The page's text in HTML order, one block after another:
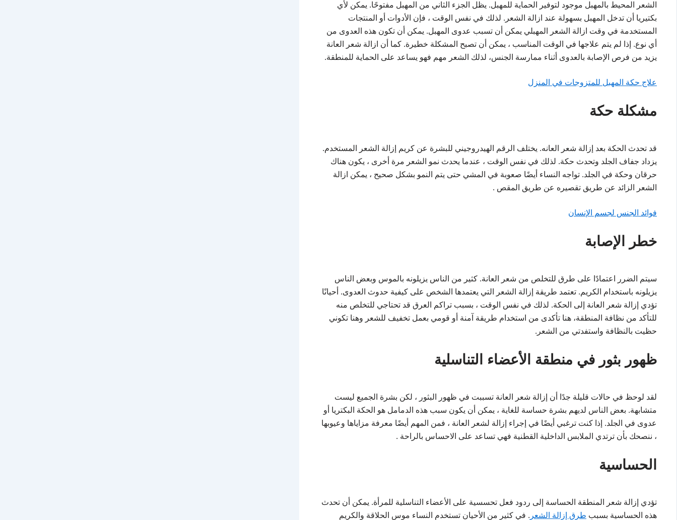
الشعر المحيط بالمهبل موجود لتوفير الحماية للمهبل. يظل الجزء الثاني من المهبل مفتوحًا. يمكن لأي
بكتيريا أن تدخل المهبل بسهولة عند ازالة الشعر. لذلك في نفس الوقت ، فإن الأدوات أو المنتجات
المستخدمة في وقت ازالة الشعر المهبلي يمكن أن تسبب عدوى المهبل. يمكن أن تكون هذه العدوى من
أي نوع. إذا لم يتم علاجها في الوقت المناسب ، يمكن أن تصبح المشكلة خطيرة. كما أن ازالة شعر العانة
يزيد من فرص الإصابة بالعدوى أثناء ممارسة الجنس، لذلك الشعر مهم فهو يساعد على الحماية للمنطقة.
علاج حكة المهبل للمتزوجات في المنزل
مشكلة حكة
قد تحدث الحكة بعد إزالة شعر العانه. يختلف الرقم الهيدروجيني للبشرة عن كريم إزالة الشعر المستخدم.
يزداد جفاف الجلد وتحدث حكة. لذلك في نفس الوقت ، عندما يحدث نمو الشعر مرة أخرى ، يكون هناك
حرقان وحكة في الجلد. تواجه النساء أيضًا صعوبة في المشي حتى يتم النمو بشكل صحيح ، يمكن ازالة
الشعر الزائد عن طريق تقصيره عن طريق المقص .
فوائد الجنس لجسم الإنسان
خطر الإصابة
سيتم الضرر اعتمادًا على طرق للتخلص من شعر العانة. كثير من الناس يزيلونه بالموس وبعض الناس
يزيلونه باستخدام الكريم. تعتمد طريقة إزالة الشعر التي يعتمدها الشخص على كيفية حدوث العدوى. أحيانًا
تؤدي إزالة شعر العانة إلى الحكة. لذلك في نفس الوقت ، بسبب تراكم العرق قد تحتاجي للتخلص منه
للتأكد من نظافة المنطقة، هنا تأكدى من استخدام طريقة آمنة أو قومي بعمل تخفيف للشعر وهنا تكوني
حظيت بالنظافة واستفدتي من الشعر.
ظهور بثور في منطقة الأعضاء التناسلية
لقد لوحظ في حالات قليلة جدًا أن إزالة شعر العانة تسببت في ظهور البثور ، لكن بشرة الجميع ليست
متشابهة. بعض الناس لديهم بشرة حساسة للغاية ، يمكن أن يكون سبب هذه الدمامل هو الحكة البكتريا أو
عدوى في الجلد. إذا كنت ترغبي أيضًا في إجراء إزالة لشعر العانة ، فمن المهم أيضًا معرفة مزاياها وعيوبها
، ننصحك بأن ترتدي الملابس الداخلية القطنية فهي تساعد على الاحساس بالراحة .
الحساسية
تؤدي إزالة شعر المنطقة الحساسة إلى ردود فعل تحسسية على الأعضاء التناسلية للمرأة. يمكن أن تحدث
هذه الحساسية بسبب طرق إزالة الشعر . في كثير من الأحيان تستخدم النساء موس الحلاقة والكريم